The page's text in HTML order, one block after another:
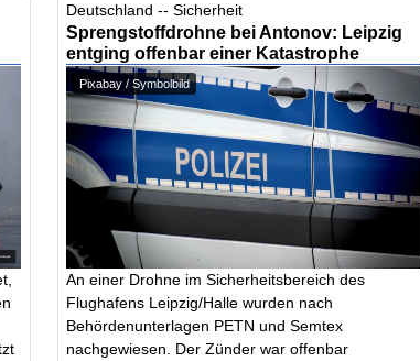
Deutschland -- Sicherheit
Sprengstoffdrohne bei Antonov: Leipzig
entging offenbar einer Katastrophe
Pixabay / Symbolbild
An einer Drohne im Sicherheitsbereich des
Flughafens Leipzig/Halle wurden nach
Behördenunterlagen PETN und Semtex
nachgewiesen. Der Zünder war offenbar